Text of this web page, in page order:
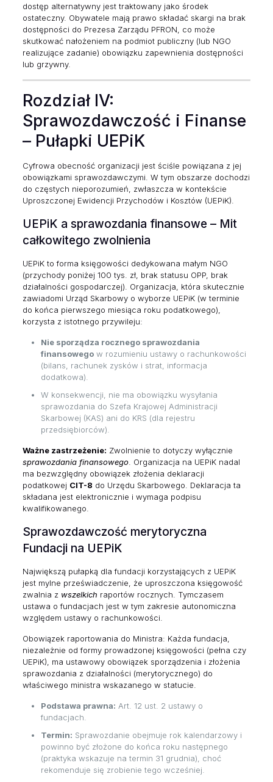
dostęp alternatywny jest traktowany jako środek
ostateczny. Obywatele mają prawo składać skargi na brak
dostępności do Prezesa Zarządu PFRON, co może
skutkować nałożeniem na podmiot publiczny (lub NGO
realizujące zadanie) obowiązku zapewnienia dostępności
lub grzywny.
Rozdział IV:
Sprawozdawczość i Finanse
– Pułapki UEPiK
Cyfrowa obecność organizacji jest ściśle powiązana z jej
obowiązkami sprawozdawczymi. W tym obszarze dochodzi
do częstych nieporozumień, zwłaszcza w kontekście
Uproszczonej Ewidencji Przychodów i Kosztów (UEPiK).
UEPiK a sprawozdania finansowe – Mit
całkowitego zwolnienia
UEPiK to forma księgowości dedykowana małym NGO
(przychody poniżej 100 tys. zł, brak statusu OPP, brak
działalności gospodarczej). Organizacja, która skutecznie
zawiadomi Urząd Skarbowy o wyborze UEPiK (w terminie
do końca pierwszego miesiąca roku podatkowego),
korzysta z istotnego przywileju:
Nie sporządza rocznego sprawozdania
finansowegow rozumieniu ustawy o rachunkowości
(bilans, rachunek zysków i strat, informacja
dodatkowa).
W konsekwencji, nie ma obowiązku wysyłania
sprawozdania do Szefa Krajowej Administracji
Skarbowej (KAS) ani do KRS (dla rejestru
przedsiębiorców).
Ważne zastrzeżenie: Zwolnienie to dotyczy wyłącznie
sprawozdania finansowego. Organizacja na UEPiK nadal
ma bezwzględny obowiązek złożenia deklaracji
podatkowej CIT-8 do Urzędu Skarbowego. Deklaracja ta
składana jest elektronicznie i wymaga podpisu
kwalifikowanego.
Sprawozdawczość merytoryczna
Fundacji na UEPiK
Największą pułapką dla fundacji korzystających z UEPiK
jest mylne przeświadczenie, że uproszczona księgowość
zwalnia z wszelkich raportów rocznych. Tymczasem
ustawa o fundacjach jest w tym zakresie autonomiczna
względem ustawy o rachunkowości.
Obowiązek raportowania do Ministra: Każda fundacja,
niezależnie od formy prowadzonej księgowości (pełna czy
UEPiK), ma ustawowy obowiązek sporządzenia i złożenia
sprawozdania z działalności (merytorycznego) do
właściwego ministra wskazanego w statucie.
Podstawa prawna: Art. 12 ust. 2 ustawy o
fundacjach.
Termin: Sprawozdanie obejmuje rok kalendarzowy i
powinno być złożone do końca roku następnego
(praktyka wskazuje na termin 31 grudnia), choć
rekomenduje się zrobienie tego wcześniej.